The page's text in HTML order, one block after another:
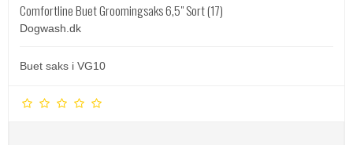
Comfortline Buet Groomingsaks 6,5" Sort (17)
Dogwash.dk
Buet saks i VG10